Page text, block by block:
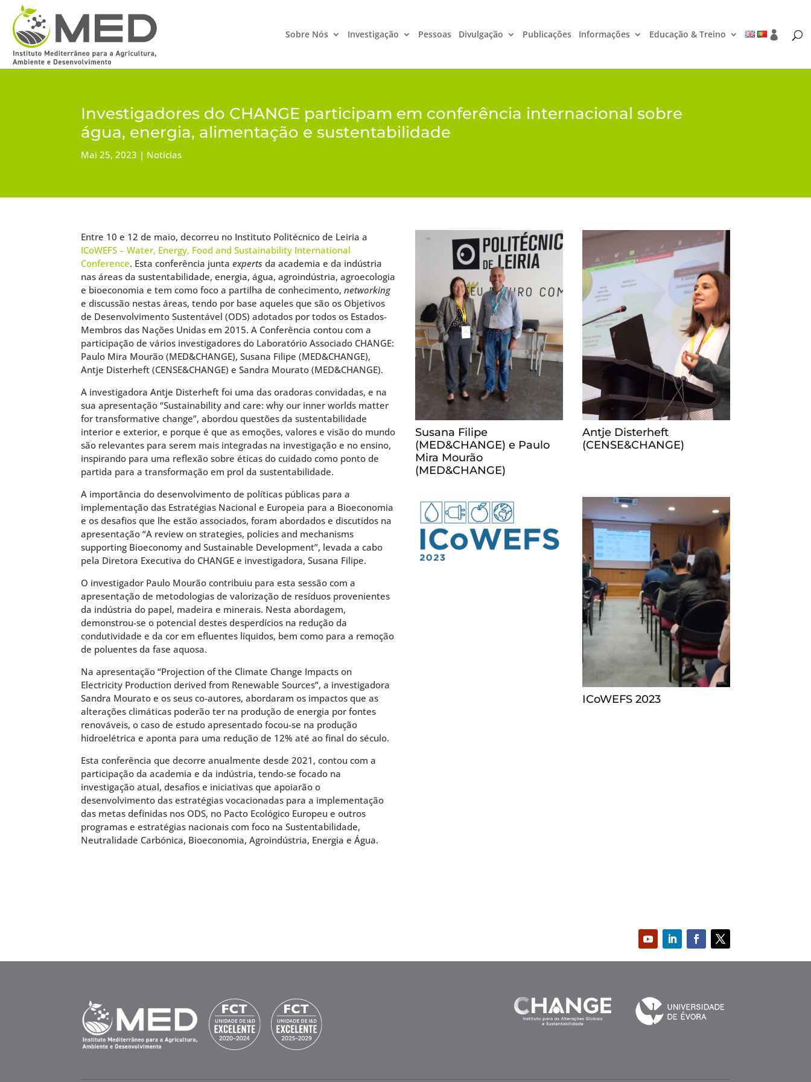
Sobre Nós Investigação Pessoas Divulgação Publicações Informações Educação & Treino
Investigadores do CHANGE participam em conferência internacional sobre
água, energia, alimentação e sustentabilidade
Mai 25, 2023 Notícias
Entre 10 e 12 de maio, decorreu no Instituto Politécnico de Leiria a
ICoWEFS – Water, Energy, Food and Sustainability International
Conference. Esta conferência juntaexperts da academia e da indústria
nas áreas da sustentabilidade, energia, água, agroindústria, agroecologia
e bioeconomia e tem como foco a partilha de conhecimento,networking
e discussão nestas áreas, tendo por base aqueles que são os Objetivos
de Desenvolvimento Sustentável (ODS) adotados por todos os Estados-
Membros das Nações Unidas em 2015. A Conferência contou com a
participação de vários investigadores do Laboratório Associado CHANGE:
Paulo Mira Mourão (MED&CHANGE), Susana Filipe (MED&CHANGE),
Antje Disterheft (CENSE&CHANGE) e Sandra Mourato (MED&CHANGE).
A investigadora Antje Disterheft foi uma das oradoras convidadas, e na
sua apresentação “Sustainability and care: why our inner worlds matter
for transformative change”, abordou questões da sustentabilidade
interior e exterior, e porque é que as emoções, valores e visão do mundo
são relevantes para serem mais integradas na investigação e no ensino,
inspirando para uma reflexão sobre éticas do cuidado como ponto de
partida para a transformação em prol da sustentabilidade.
A importância do desenvolvimento de políticas públicas para a
implementação das Estratégias Nacional e Europeia para a Bioeconomia
e os desafios que lhe estão associados, foram abordados e discutidos na
apresentação “A review on strategies, policies and mechanisms
supporting Bioeconomy and Sustainable Development”, levada a cabo
pela Diretora Executiva do CHANGE e investigadora, Susana Filipe.
O investigador Paulo Mourão contribuiu para esta sessão com a
apresentação de metodologias de valorização de resíduos provenientes
da indústria do papel, madeira e minerais. Nesta abordagem,
demonstrou-se o potencial destes desperdícios na redução da
condutividade e da cor em efluentes líquidos, bem como para a remoção
de poluentes da fase aquosa.
Na apresentação “Projection of the Climate Change Impacts on
Electricity Production derived from Renewable Sources”, a investigadora
Sandra Mourato e os seus co-autores, abordaram os impactos que as
alterações climáticas poderão ter na produção de energia por fontes
renováveis, o caso de estudo apresentado focou-se na produção
hidroelétrica e aponta para uma redução de 12% até ao final do século.
Esta conferência que decorre anualmente desde 2021, contou com a
participação da academia e da indústria, tendo-se focado na
investigação atual, desafios e iniciativas que apoiarão o
desenvolvimento das estratégias vocacionadas para a implementação
das metas definidas nos ODS, no Pacto Ecológico Europeu e outros
programas e estratégias nacionais com foco na Sustentabilidade,
Neutralidade Carbónica, Bioeconomia, Agroindústria, Energia e Água.
Susana Filipe
(MED&CHANGE) e Paulo
Mira Mourão
(MED&CHANGE)
Antje Disterheft
(CENSE&CHANGE)
ICoWEFS 2023